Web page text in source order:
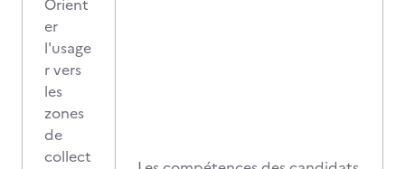
Orient
er
l'usage
r vers
les
zones
de
collect